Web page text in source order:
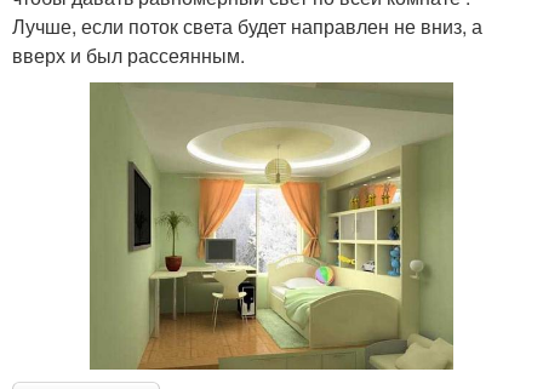
Лучше, если поток света будет направлен не вниз, а
вверх и был рассеянным.